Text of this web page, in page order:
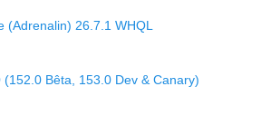
(Adrenalin) 26.7.1 WHQL
Bêta, 153.0 Dev & Canary)